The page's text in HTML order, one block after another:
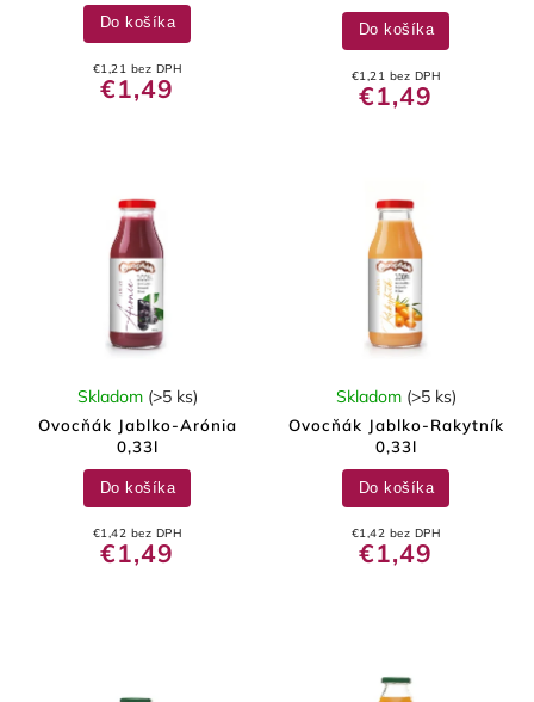
€1,21 bez DPH
€1,49
Do košíka
€1,21 bez DPH
€1,49
Do košíka
Ovocňák Jablko-Arónia
0,33l
Skladom (>5 ks)
€1,42 bez DPH
€1,49
Do košíka
Ovocňák Jablko-Rakytník
0,33l
Skladom (>5 ks)
€1,42 bez DPH
€1,49
Do košíka